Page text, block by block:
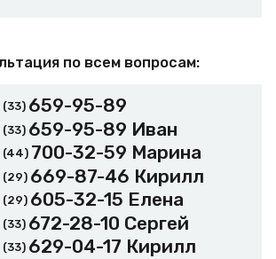
по всем вопросам:
(33) 659-95-89
(33) 659-95-89 Иван
(44) 700-32-59 Марина
(29) 669-87-46 Кирилл
(29) 605-32-15 Елена
(33) 672-28-10 Сергей
(33) 629-04-17 Кирилл